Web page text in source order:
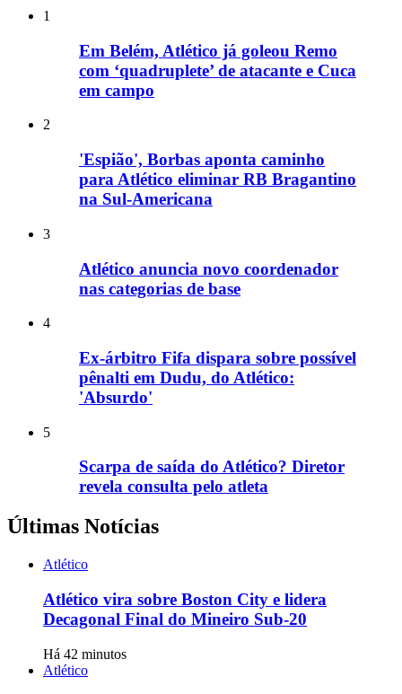
1
Em Belém, Atlético já goleou Remo
com ‘quadruplete’ de atacante e Cuca
em campo
2
'Espião', Borbas aponta caminho
para Atlético eliminar RB Bragantino
na Sul-Americana
3
Atlético anuncia novo coordenador
nas categorias de base
4
Ex-árbitro Fifa dispara sobre possível
pênalti em Dudu, do Atlético:
'Absurdo'
5
Scarpa de saída do Atlético? Diretor
revela consulta pelo atleta
Últimas Notícias
Atlético
Atlético vira sobre Boston City e lidera
Decagonal Final do Mineiro Sub-20
Há 42 minutos
Atlético